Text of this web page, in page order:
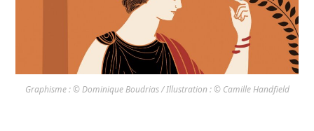
Graphisme : © Dominique Boudrias / Illustration : © Camille Handfield